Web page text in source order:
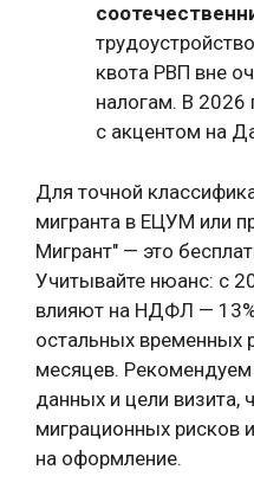
квота РВП вне
налогам. В 2026
с акцентом на
Для точной
мигранта в ЕЦУМ или
Мигрант" — это
Учитывайте нюанс: с
влияют на НДФЛ —
остальных временных
месяцев. Рекомендуем
данных и цели визита,
миграционных рисков
на оформление.